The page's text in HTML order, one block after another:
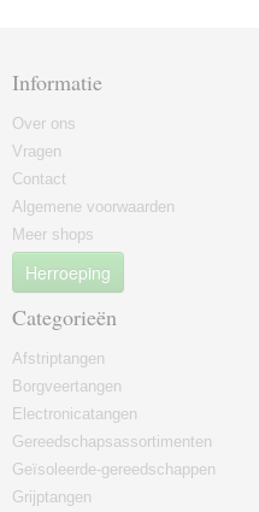
Informatie
Over ons
Vragen
Contact
Algemene voorwaarden
Meer shops
Herroeping
Categorieën
Afstriptangen
Borgveertangen
Electronicatangen
Gereedschapsassortimenten
Geïsoleerde-gereedschappen
Grijptangen